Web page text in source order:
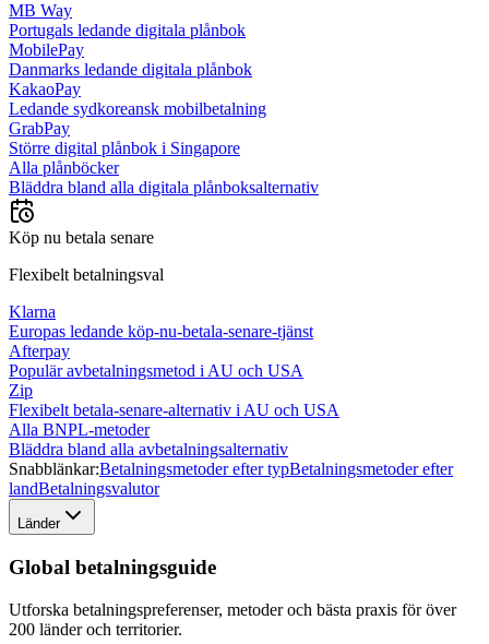
MB Way
Portugals ledande digitala plånbok
MobilePay
Danmarks ledande digitala plånbok
KakaoPay
Ledande sydkoreansk mobilbetalning
GrabPay
Större digital plånbok i Singapore
Alla plånböcker
Bläddra bland alla digitala plånboksalternativ
Köp nu betala senare
Flexibelt betalningsval
Klarna
Europas ledande köp-nu-betala-senare-tjänst
Afterpay
Populär avbetalningsmetod i AU och USA
Zip
Flexibelt betala-senare-alternativ i AU och USA
Alla BNPL-metoder
Bläddra bland alla avbetalningsalternativ
Snabblänkar:Betalningsmetoder efter typBetalningsmetoder efter
landBetalningsvalutor
Länder
Global betalningsguide
Utforska betalningspreferenser, metoder och bästa praxis för över
200 länder och territorier.